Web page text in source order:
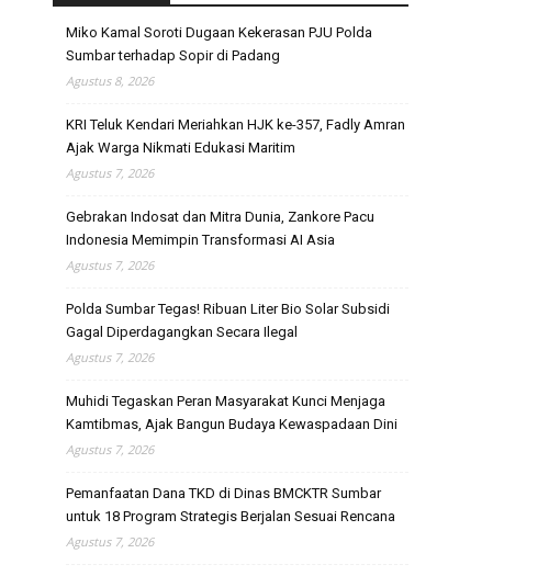
Miko Kamal Soroti Dugaan Kekerasan PJU Polda
Sumbar terhadap Sopir di Padang
Agustus 8, 2026
KRI Teluk Kendari Meriahkan HJK ke-357, Fadly Amran
Ajak Warga Nikmati Edukasi Maritim
Agustus 7, 2026
Gebrakan Indosat dan Mitra Dunia, Zankore Pacu
Indonesia Memimpin Transformasi AI Asia
Agustus 7, 2026
Polda Sumbar Tegas! Ribuan Liter Bio Solar Subsidi
Gagal Diperdagangkan Secara Ilegal
Agustus 7, 2026
Muhidi Tegaskan Peran Masyarakat Kunci Menjaga
Kamtibmas, Ajak Bangun Budaya Kewaspadaan Dini
Agustus 7, 2026
Pemanfaatan Dana TKD di Dinas BMCKTR Sumbar
untuk 18 Program Strategis Berjalan Sesuai Rencana
Agustus 7, 2026